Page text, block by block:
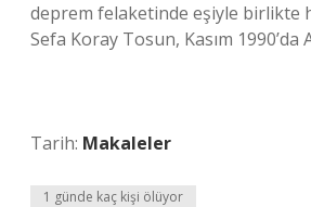
deprem felaketinde eşiyle birlikte
Sefa Koray Tosun, Kasım 1990’da
Tarih: Makaleler
1 günde kaç kişi ölüyor